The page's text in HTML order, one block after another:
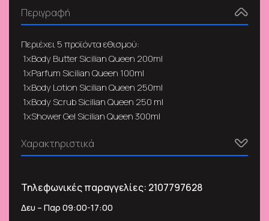
Περιγραφή
Περιέχει 5 προϊόντα εθισμού:
1xBody Butter Sicilian Queen 200ml
1xParfum Sicilian Queen 100ml
1xBody Lotion Sicilian Queen 250ml
1xBody Scrub Sicilian Queen 250 ml
1xShower Gel Sicilian Queen 300ml
Χαρακτηριστικά
Τηλεφωνικές παραγγελίες: 2107797628
Δευ – Παρ 09:00-17:00